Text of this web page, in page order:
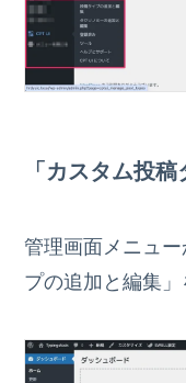
「カスタム投
管理画面メニュ
プの追加と編集」